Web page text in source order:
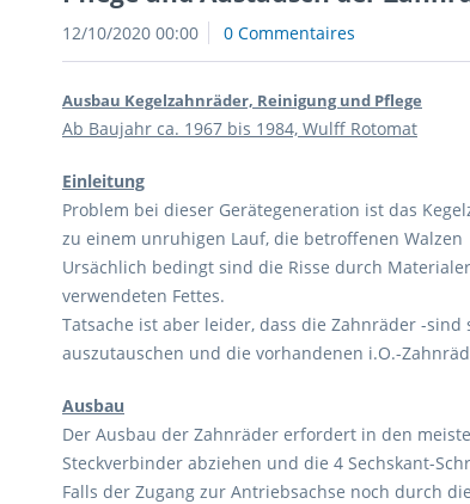
12/10/2020 00:00 0 Commentaires
Ausbau Kegelzahnräder, Reinigung und Pflege
Ab Baujahr ca. 1967 bis 1984, Wulff Rotomat
Einleitung
Problem bei dieser Gerätegeneration ist das
zu einem unruhigen Lauf, die betroffenen
Ursächlich bedingt sind die Risse durch
verwendeten Fettes.
Tatsache ist aber leider, dass die Zahnräder -
auszutauschen und die vorhandenen i.O.-
Ausbau
Der Ausbau der Zahnräder erfordert in den
Steckverbinder abziehen und die 4 Sechskant-
Falls der Zugang zur Antriebsachse noch durch